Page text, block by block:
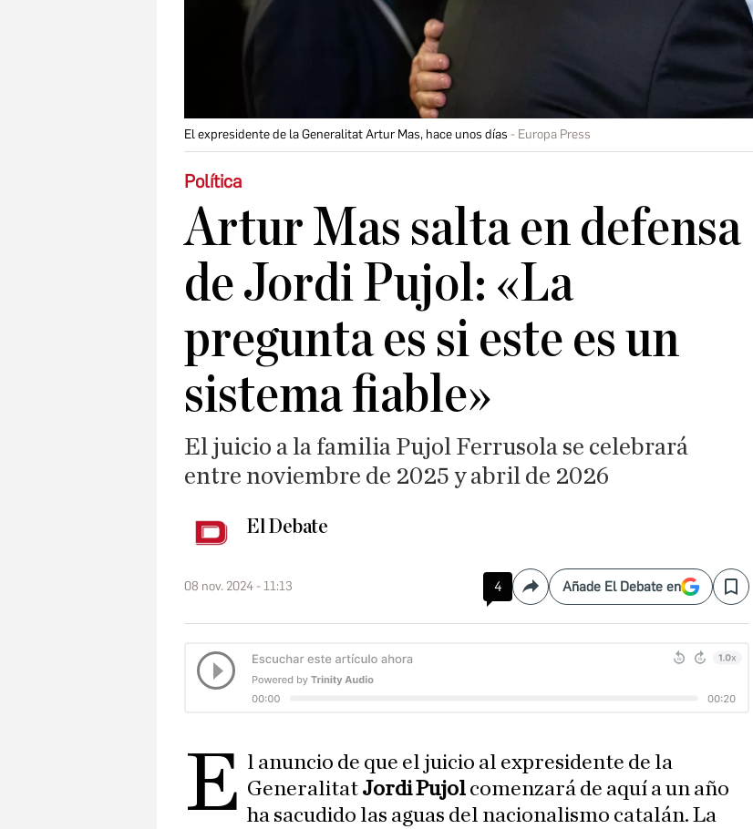
El expresidente de la Generalitat Artur Mas, hace unos días Europa Press
Política
Artur Mas salta en defensa
de Jordi Pujol: «La
pregunta es si este es un
sistema fiable»
El juicio a la familia Pujol Ferrusola se celebrará
entre noviembre de 2025 y abril de 2026
El Debate
08 nov. 2024 - 11:13 4 CompartirAñade El Debate en Save
E l anuncio de que el juicio al expresidente de la
Generalitat Jordi Pujol comenzará de aquí a un año
ha sacudido las aguas del nacionalismo catalán. La